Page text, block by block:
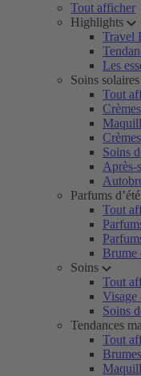
Tout afficher
Highlights
Travel
Les
Soins solaires
Tout
Soins
Après-
Parfums d’été
Tout
Brume
Soins
Tout
Visage
Soins
Tendances
Tout